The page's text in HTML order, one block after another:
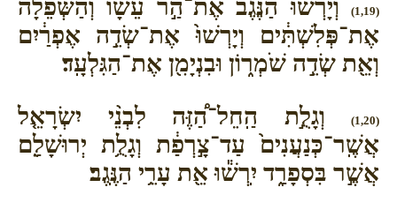
(1,19)
וְיָרְשׁ֨וּ הַנֶּ֜גֶב אֶת־הַ֣ר עֵשָׂ֗ו וְהַשְּׁפֵלָה֙
אֶת־פְּלִשְׁתִּ֔ים וְיָרְשׁוּ֙ אֶת־שְׂדֵ֣ה אֶפְרַ֔יִם
וְאֵ֖ת שְׂדֵ֣ה שֹׁמְר֑וֹן וּבִנְיָמִ֖ן אֶת־הַגִּלְעָֽד׃
(1,20)
וְגָלֻ֣ת הַֽחֵל־הַ֠זֶּה לִבְנֵ֨י יִשְׂרָאֵ֤ל
אֲשֶֽׁר־כְּנַעֲנִים֙ עַד־צָ֣רְפַ֔ת וְגָלֻ֥ת יְרוּשָׁלִַ֖ם
אֲשֶׁ֣ר בִּסְפָרַ֑ד יִֽרְשׁ֕וּ אֵ֖ת עָרֵ֥י הַנֶּֽגֶב׃